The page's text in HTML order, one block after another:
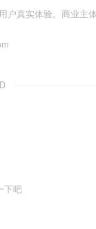
户真实体验。商业主
下吧